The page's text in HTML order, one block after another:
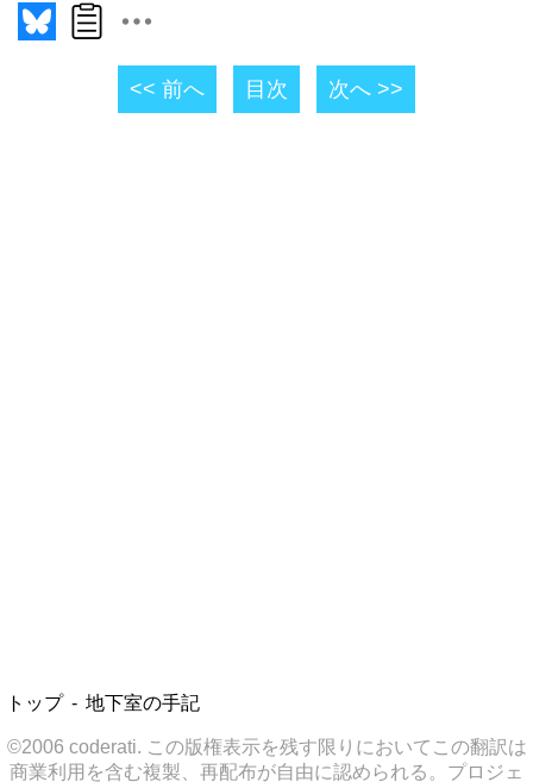
<< 前へ 目次 次へ >>
トップ 地下室の手記
©2006 coderati. この版権表示を残す限りにおいてこの翻訳は
商業利用を含む複製、再配布が自由に認められる。プロジェ